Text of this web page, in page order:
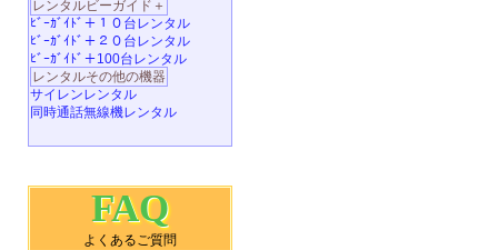
レンタルビーガイド＋
ﾋﾞｰｶﾞｲﾄﾞ＋１０台レンタル
ﾋﾞｰｶﾞｲﾄﾞ＋２０台レンタル
ﾋﾞｰｶﾞｲﾄﾞ＋100台レンタル
レンタルその他の機器
サイレンレンタル
同時通話無線機レンタル
FAQ
よくあるご質問